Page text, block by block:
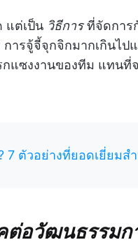
แต่เป็น วิธีการที่จัดการ
ารจู้จี้จุกจิกมากเกินไป
แซงงานของทีม แทนที่
ตัวอย่างที่ยอดเยี่ยมส
ต่อวัฒนธรรมก